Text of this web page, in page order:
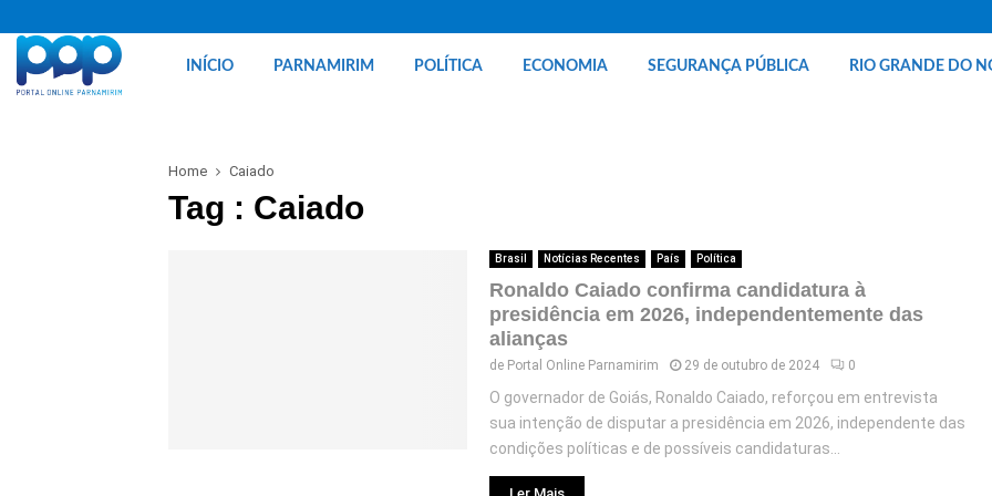
INÍCIO PARNAMIRIM POLÍTICA ECONOMIA SEGURANÇA PÚBLICA RIO GRANDE DO
Home Caiado
Tag : Caiado
Brasil Notícias Recentes País Política
Ronaldo Caiado confirma candidatura à
presidência em 2026, independentemente das
alianças
de Portal Online Parnamirim 29 de outubro de 2024 0
O governador de Goiás, Ronaldo Caiado, reforçou em entrevista
sua intenção de disputar a presidência em 2026, independente das
condições políticas e de possíveis candidaturas...